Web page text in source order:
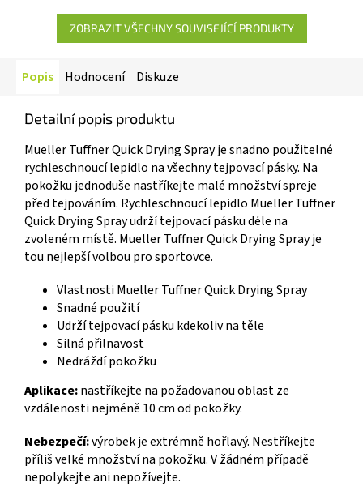
ZOBRAZIT VŠECHNY SOUVISEJÍCÍ PRODUKTY
Popis Hodnocení Diskuze
Detailní popis produktu
Mueller Tuffner Quick Drying Spray je snadno použitelné
rychleschnoucí lepidlo na všechny tejpovací pásky. Na
pokožku jednoduše nastříkejte malé množství spreje
před tejpováním. Rychleschnoucí lepidlo Mueller Tuffner
Quick Drying Spray udrží tejpovací pásku déle na
zvoleném místě. Mueller Tuffner Quick Drying Spray je
tou nejlepší volbou pro sportovce.
Vlastnosti Mueller Tuffner Quick Drying Spray
Snadné použití
Udrží tejpovací pásku kdekoliv na těle
Silná přilnavost
Nedráždí pokožku
Aplikace:nastříkejte na požadovanou oblast ze
vzdálenosti nejméně 10 cm od pokožky.
Nebezpečí:výrobek je extrémně hořlavý. Nestříkejte
příliš velké množství na pokožku. V žádném případě
nepolykejte ani nepožívejte.